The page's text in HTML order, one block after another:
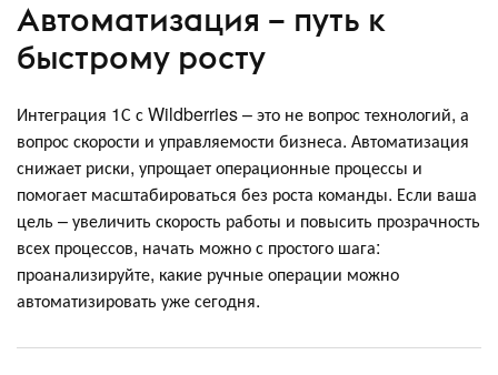
Автоматизация – путь к
быстрому росту
Интеграция 1С с Wildberries – это не вопрос технологий, а
вопрос скорости и управляемости бизнеса. Автоматизация
снижает риски, упрощает операционные процессы и
помогает масштабироваться без роста команды. Если ваша
цель – увеличить скорость работы и повысить прозрачность
всех процессов, начать можно с простого шага:
проанализируйте, какие ручные операции можно
автоматизировать уже сегодня.